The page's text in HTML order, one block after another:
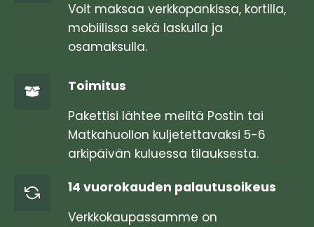
sivulla.
Voit maksaa verkkopankissa, kortilla,
mobiilissa sekä laskulla ja
osamaksulla.
Toimitus
Pakettisi lähtee meiltä Postin tai
Matkahuollon kuljetettavaksi 5-6
arkipäivän kuluessa tilauksesta.
14 vuorokauden palautusoikeus
Verkkokaupassamme on